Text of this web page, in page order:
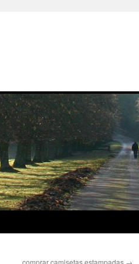
comprar camisetas estampadas →